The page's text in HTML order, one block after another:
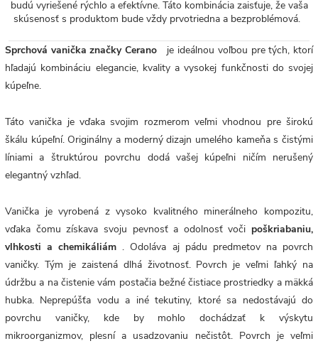
budú vyriešené rýchlo a efektívne. Táto kombinácia zaisťuje, že vaša
skúsenosť s produktom bude vždy prvotriedna a bezproblémová.
Sprchová vanička značky Cerano
je ideálnou voľbou pre tých, ktorí
hľadajú kombináciu elegancie, kvality a vysokej funkčnosti do svojej
kúpeľne.
Táto vanička je vďaka svojim rozmerom veľmi vhodnou pre širokú
škálu kúpeľní. Originálny a moderný dizajn umelého kameňa s čistými
líniami a štruktúrou povrchu dodá vašej kúpeľni ničím nerušený
elegantný vzhľad.
Vanička je vyrobená z vysoko kvalitného minerálneho kompozitu,
vďaka čomu získava svoju pevnosť a odolnosť voči poškriabaniu,
vlhkosti a chemikáliám . Odoláva aj pádu predmetov na povrch
vaničky. Tým je zaistená dlhá životnosť. Povrch je veľmi ľahký na
údržbu a na čistenie vám postačia bežné čistiace prostriedky a mäkká
hubka. Neprepúšťa vodu a iné tekutiny, ktoré sa nedostávajú do
povrchu vaničky, kde by mohlo dochádzať k výskytu
mikroorganizmov, plesní a usadzovaniu nečistôt. Povrch je veľmi